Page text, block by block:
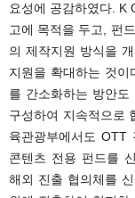
요성에 공감하였다. K
고에 목적을 두고, 펀
의 제작지원 방식을
지원을 확대하는 것
를 간소화하는 방안
구성하여 지속적으로
육관광부에서도
콘텐츠 전용 펀드를
해외 진출 협의체를